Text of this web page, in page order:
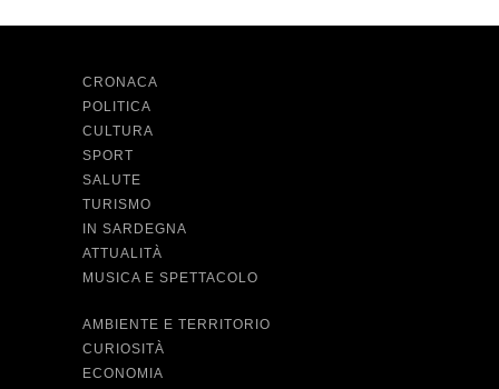
CRONACA
POLITICA
CULTURA
SPORT
SALUTE
TURISMO
IN SARDEGNA
ATTUALITÀ
MUSICA E SPETTACOLO
AMBIENTE E TERRITORIO
CURIOSITÀ
ECONOMIA